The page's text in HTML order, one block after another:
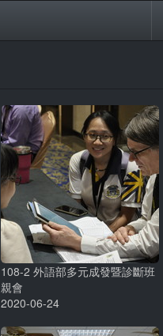
108-2 外語部多元成發暨診斷班
親會
2020-06-24